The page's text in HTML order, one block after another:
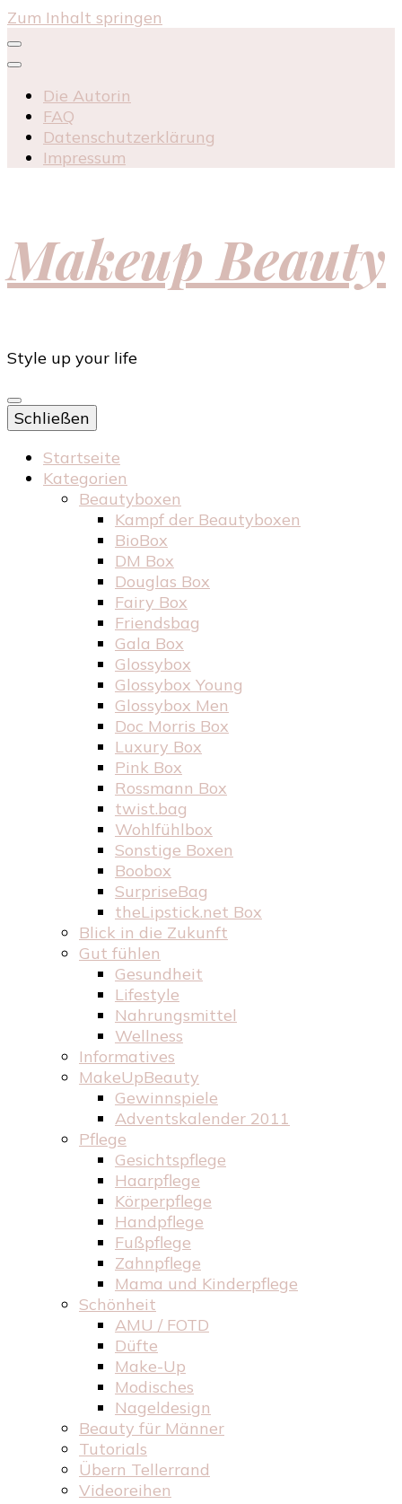
Zum Inhalt springen
Die Autorin
FAQ
Datenschutzerklärung
Impressum
Makeup Beauty
Style up your life
Schließen
Startseite
Kategorien
Beautyboxen
Kampf der Beautyboxen
BioBox
DM Box
Douglas Box
Fairy Box
Friendsbag
Gala Box
Glossybox
Glossybox Young
Glossybox Men
Doc Morris Box
Luxury Box
Pink Box
Rossmann Box
twist.bag
Wohlfühlbox
Sonstige Boxen
Boobox
SurpriseBag
theLipstick.net Box
Blick in die Zukunft
Gut fühlen
Gesundheit
Lifestyle
Nahrungsmittel
Wellness
Informatives
MakeUpBeauty
Gewinnspiele
Adventskalender 2011
Pflege
Gesichtspflege
Haarpflege
Körperpflege
Handpflege
Fußpflege
Zahnpflege
Mama und Kinderpflege
Schönheit
AMU / FOTD
Düfte
Make-Up
Modisches
Nageldesign
Beauty für Männer
Tutorials
Übern Tellerrand
Videoreihen